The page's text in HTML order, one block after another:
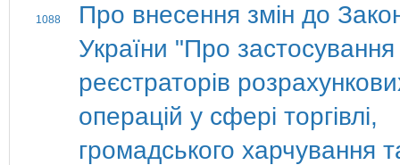
1088
Про внесення змін до
України "Про застосування
реєстраторів
операцій у сфері торгівлі,
громадського харчування